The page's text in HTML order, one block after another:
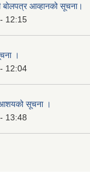
आव्हानको सूचना।
12:15
।
12:04
आशयको सूचना ।
13:48